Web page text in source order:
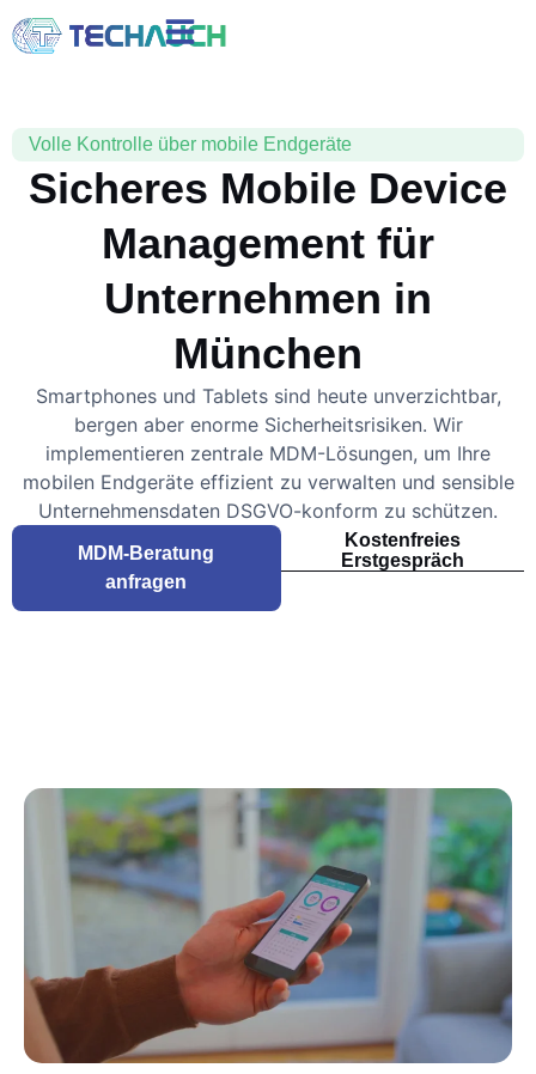
Volle Kontrolle über mobile Endgeräte
Sicheres Mobile Device
Management für
Unternehmen in
München
Smartphones und Tablets sind heute unverzichtbar,
bergen aber enorme Sicherheitsrisiken. Wir
implementieren zentrale MDM-Lösungen, um Ihre
mobilen Endgeräte effizient zu verwalten und sensible
Unternehmensdaten DSGVO-konform zu schützen.
MDM-Beratung
anfragen
Kostenfreies
Erstgespräch